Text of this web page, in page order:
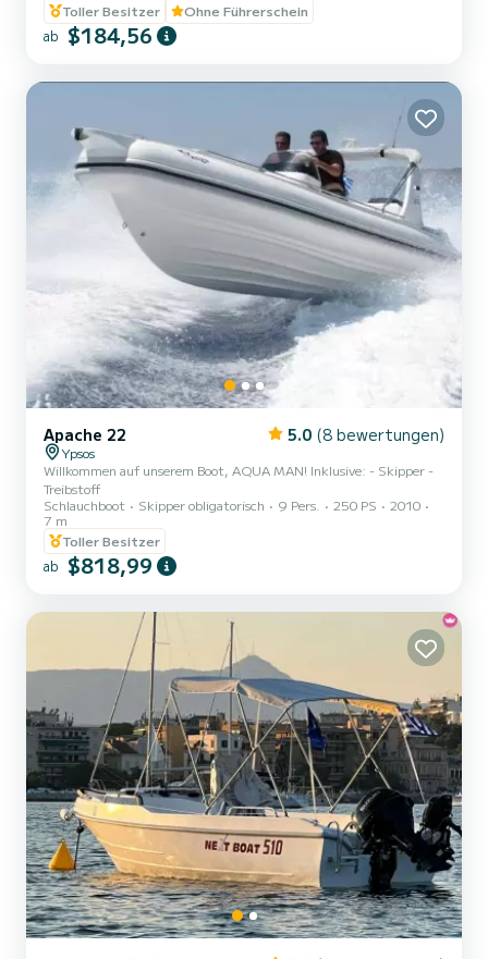
Toller Besitzer
Ohne Führerschein
ab $184,56
Apache 22 5.0 (8 bewertungen)
Ypsos
Willkommen auf unserem Boot, AQUA MAN! Inklusive: - Skipper -
Treibstoff
Schlauchboot
Skipper obligatorisch 9 Pers. 250 PS
2010
7 m
Toller Besitzer
ab $818,99